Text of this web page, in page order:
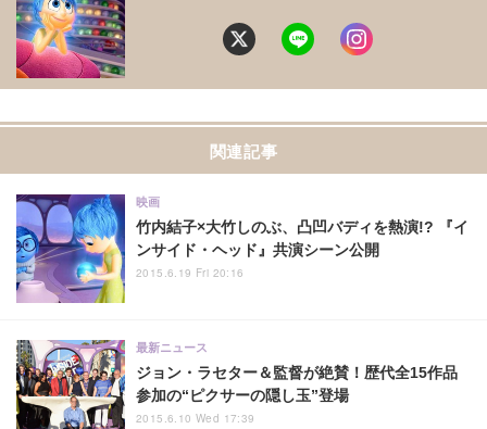
関連記事
竹内結子×大竹しのぶ、凸凹バディを熱演!? 『イ
ンサイド・ヘッド』共演シーン公開
映画
2015.6.19 Fri 20:16
ジョン・ラセター＆監督が絶賛！歴代全15作品
参加の“ピクサーの隠し玉”登場
最新ニュース
2015.6.10 Wed 17:39